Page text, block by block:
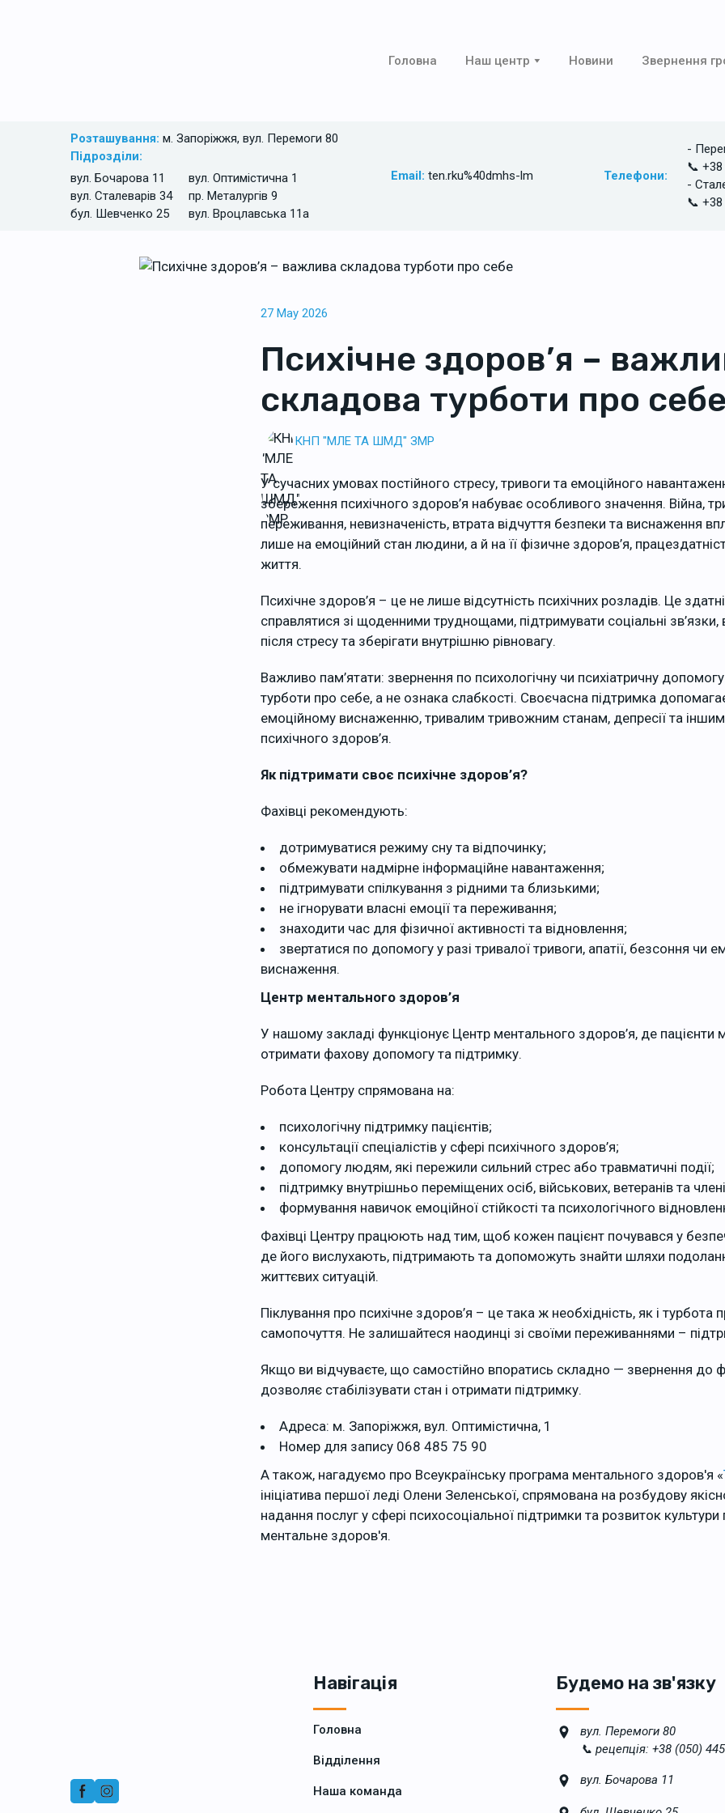
Головна Наш центр Новини Звернення
Розташування: м. Запоріжжя, вул. Перемоги 80
Підрозділи:
вул. Бочарова 11
вул. Сталеварів 34
бул. Шевченко 25
вул. Оптимістична 1
пр. Металургів 9
вул. Вроцлавська 11а
Email:ten.rku%40dmhs-lm Телефони:
-
📞
-
📞 +38
27 May 2026
Психічне здоров’я –
складова турботи про себе
КНП "МЛЕ ТА ШМД" ЗМР
У сучасних умовах постійного стресу, тривоги та емоційного
збереження психічного здоров’я набуває особливого значення. Війна,
переживання, невизначеність, втрата відчуття безпеки та виснаження
лише на емоційний стан людини, а й на її фізичне здоров’я,
життя.
Психічне здоров’я – це не лише відсутність психічних розладів. Це
справлятися зі щоденними труднощами, підтримувати соціальні
після стресу та зберігати внутрішню рівновагу.
Важливо пам’ятати: звернення по психологічну чи психіатричну
турботи про себе, а не ознака слабкості. Своєчасна підтримка
емоційному виснаженню, тривалим тривожним станам, депресії та
психічного здоров’я.
Як підтримати своє психічне здоров’я?
Фахівці рекомендують:
дотримуватися режиму сну та відпочинку;
обмежувати надмірне інформаційне навантаження;
підтримувати спілкування з рідними та близькими;
не ігнорувати власні емоції та переживання;
знаходити час для фізичної активності та відновлення;
звертатися по допомогу у разі тривалої тривоги, апатії, безсоння чи
виснаження.
Центр ментального здоров’я
У нашому закладі функціонує Центр ментального здоров’я, де пацієнти
отримати фахову допомогу та підтримку.
Робота Центру спрямована на:
психологічну підтримку пацієнтів;
консультації спеціалістів у сфері психічного здоров’я;
допомогу людям, які пережили сильний стрес або травматичні події;
підтримку внутрішньо переміщених осіб, військових, ветеранів та
формування навичок емоційної стійкості та психологічного
Фахівці Центру працюють над тим, щоб кожен пацієнт почувався у
де його вислухають, підтримають та допоможуть знайти шляхи
життєвих ситуацій.
Піклування про психічне здоров’я – це така ж необхідність, як і турбота
самопочуття. Не залишайтеся наодинці зі своїми переживаннями –
Якщо ви відчуваєте, що самостійно впоратись складно — звернення до
дозволяє стабілізувати стан і отримати підтримку.
Адреса: м. Запоріжжя, вул. Оптимістична, 1
Номер для запису 068 485 75 90
А також, нагадуємо про Всеукраїнську програма ментального здоров'я «
ініціатива першої леді Олени Зеленської, спрямована на розбудову
надання послуг у сфері психосоціальної підтримки та розвиток культури
ментальне здоров'я.
Навігація
Головна
Відділення
Наша команда
Будемо на зв'язку
вул. Перемоги 80
📞 рецепція: +38 (050)
вул. Бочарова 11